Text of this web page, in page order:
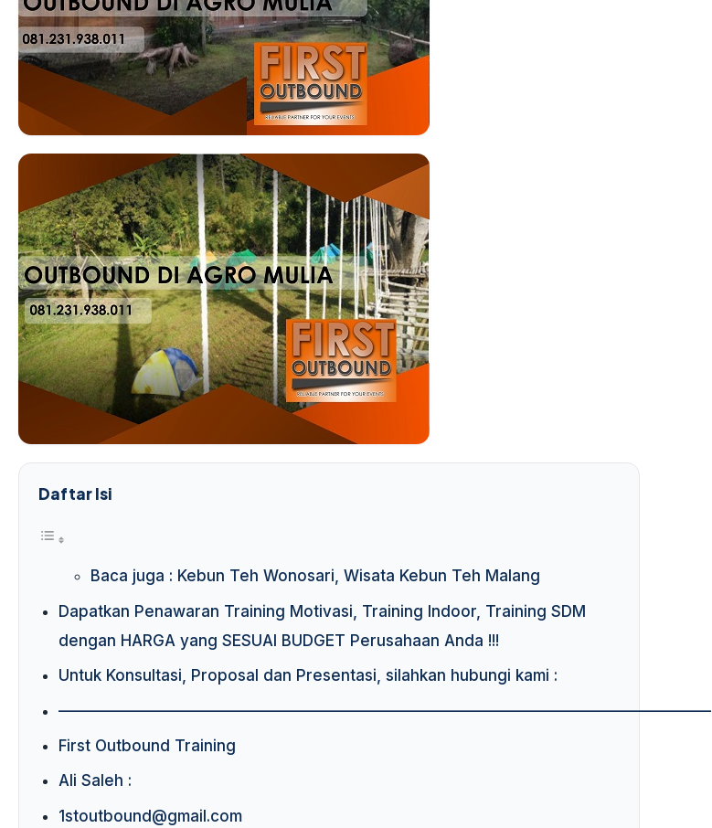
Daftar Isi
Baca juga : Kebun Teh Wonosari, Wisata Kebun Teh Malang
Dapatkan Penawaran Training Motivasi, Training Indoor, Training SDM
dengan HARGA yang SESUAI BUDGET Perusahaan Anda !!!
Untuk Konsultasi, Proposal dan Presentasi, silahkan hubungi kami :
——————————————————————————————————————————
First Outbound Training
Ali Saleh :
1stoutbound@gmail.com